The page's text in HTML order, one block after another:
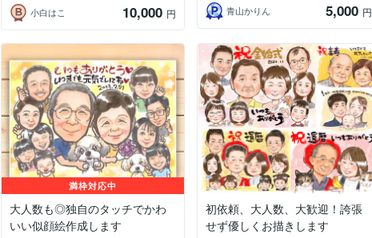
小白はこ
10,000 円
青山かりん
5,000 円
満枠対応中
大人数も◎独自のタッチでかわ
いい似顔絵作成します
初依頼、大人数、大歓迎！誇張
せず優しくお描きします